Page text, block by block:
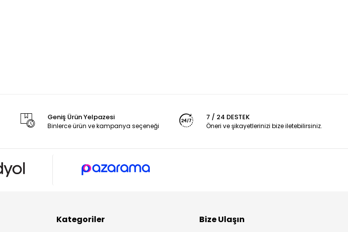
Geniş Ürün Yelpazesi
Binlerce ürün ve kampanya seçeneği
7 / 24 DESTEK
Öneri ve şikayetlerinizi bize iletebilirsiniz.
Kategoriler Bize Ulaşın